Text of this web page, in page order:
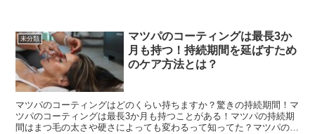
未分類
マツパのコーティングは最長3か
月も持つ！持続期間を延ばすため
のケア方法とは？
マツパのコーティングはどのくらい持ちますか？驚きの持続期間！マ
ツパのコーティングは最長3か月も持つことがある！マツパの持続期
間はまつ毛の太さや硬さによっても変わるって知ってた？マツパのカ